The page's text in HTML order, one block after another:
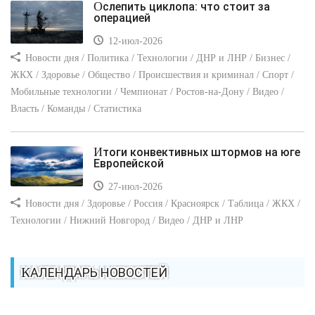
Ослепить циклопа: что стоит за
операцией
12-июл-2026
Новости дня / Политика / Технологии / ДНР и ЛНР / Бизнес /
ЖКХ / Здоровье / Общество / Происшествия и криминал / Спорт /
Мобильные технологии / Чемпионат / Ростов-на-Дону / Видео /
Власть / Команды / Статистика
Итоги конвективных штормов на юге
Европейской
27-июл-2026
Новости дня / Здоровье / Россия / Красноярск / Таблица / ЖКХ /
Технологии / Нижний Новгород / Видео / ДНР и ЛНР
КАЛЕНДАРЬ НОВОСТЕЙ